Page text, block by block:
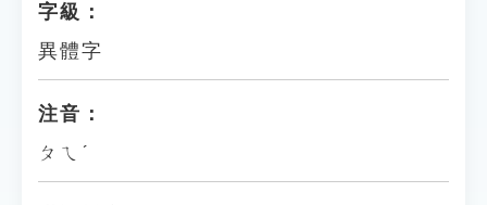
字級：
異體字
注音：
ㄆㄟˊ